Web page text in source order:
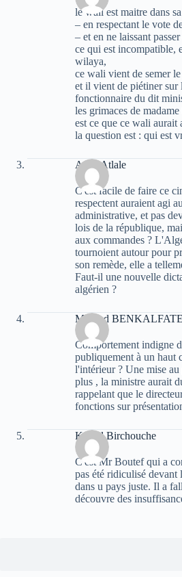
le wali est maitre dans
– en respectant le vote
– et en ne laissant
ce qui est incompatible,
wilaya,
ce wali vient de semer
et il vient de piétiner sur
fonctionnaire du dit
les grimaces de
est ce que ce wali aurait
la question est : qui est
Atala Atlale
C'est facile de faire ce
respectent auraient agi
administrative, et pas
lois de la république,
aux commandes ?
tournoient autour pour
son remède, elle a
Faut-il une nouvelle
algérien ?
Mourad BENKALFATE
Comportement indigne
publiquement à un haut
l'intérieur ? Une mise
plus , la ministre aurait
rappelant que le
fonctions sur
Kamel Birchouche
C'est Mr Boutef qui a
pas été ridiculisé
dans u pays juste. Il a
découvre des